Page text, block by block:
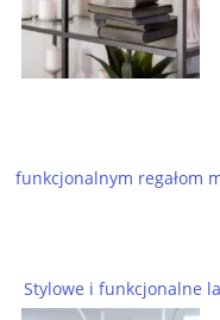
funkcjonalnym regałom
Stylowe i funkcjonalne